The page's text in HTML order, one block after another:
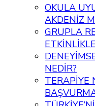
OKULA
AKDENİZ
GRUPLA
NEDİR?
TERAPİYE